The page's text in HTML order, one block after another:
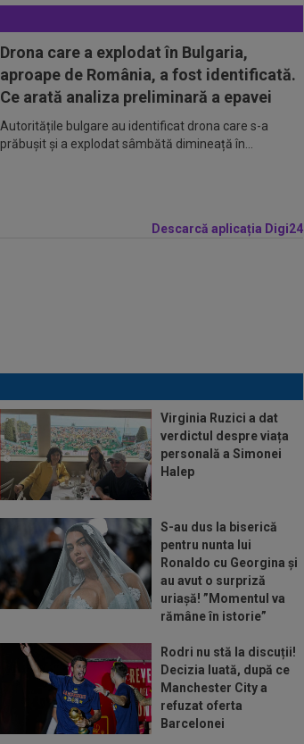
Drona care a explodat în Bulgaria,
aproape de România, a fost identificată.
Ce arată analiza preliminară a epavei
Autoritățile bulgare au identificat drona care s-a
prăbușit și a explodat sâmbătă dimineață în...
Descarcă aplicația Digi24
Virginia Ruzici a dat
verdictul despre viața
personală a Simonei
Halep
S-au dus la biserică
pentru nunta lui
Ronaldo cu Georgina și
au avut o surpriză
uriașă! ”Momentul va
rămâne în istorie”
Rodri nu stă la discuții!
Decizia luată, după ce
Manchester City a
refuzat oferta
Barcelonei